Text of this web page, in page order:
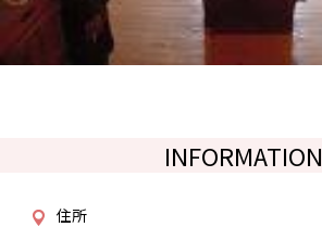
INFORMATION
住所